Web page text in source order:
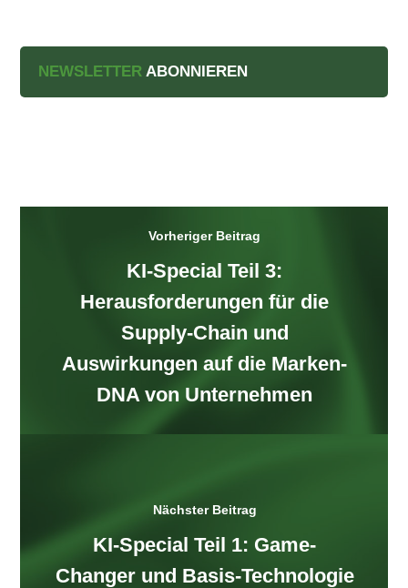
NEWSLETTER ABONNIEREN
Vorheriger Beitrag
KI-Special Teil 3:
Herausforderungen für die
Supply-Chain und
Auswirkungen auf die Marken-
DNA von Unternehmen
Nächster Beitrag
KI-Special Teil 1: Game-
Changer und Basis-Technologie